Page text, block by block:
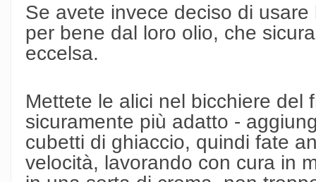
Se avete invece deciso di
per bene dal loro olio, che
eccelsa.
Mettete le alici nel bicchiere del
sicuramente più adatto -
cubetti di ghiaccio, quindi fate
velocità, lavorando con cura in